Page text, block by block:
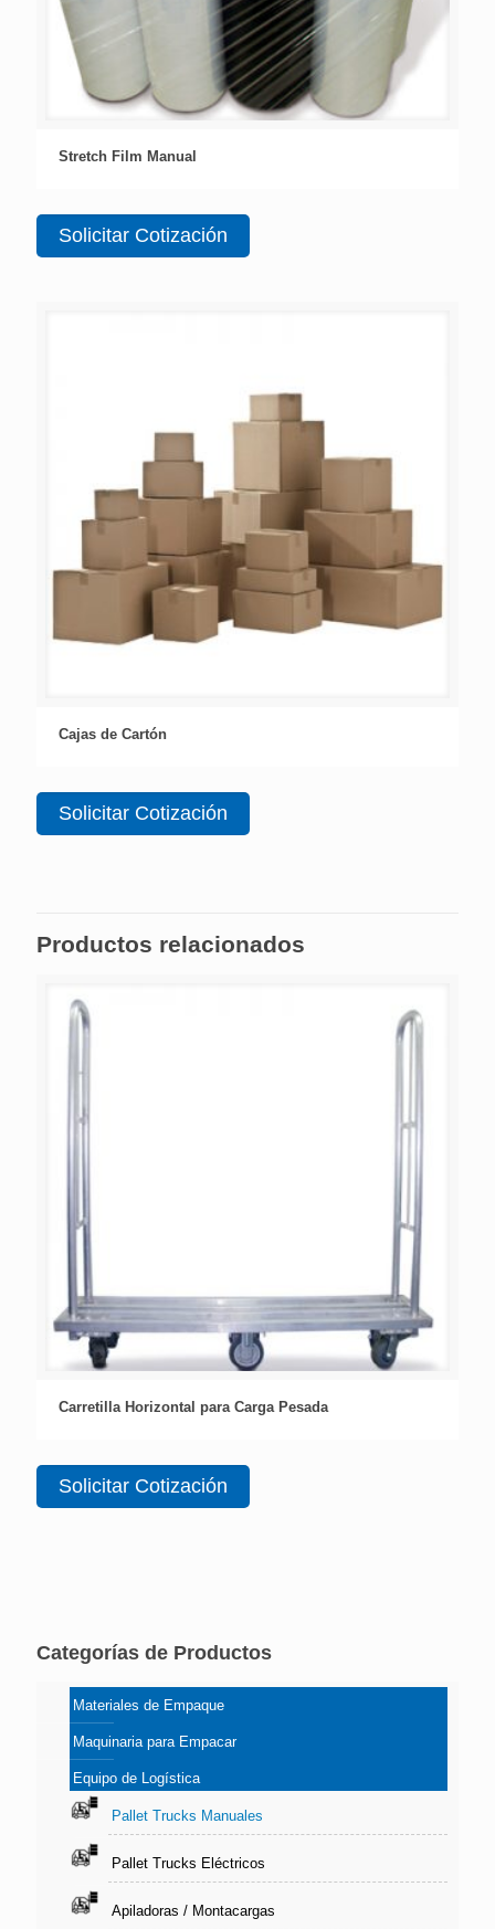
Stretch Film Manual
Solicitar Cotización
Cajas de Cartón
Solicitar Cotización
Productos relacionados
Carretilla Horizontal para Carga Pesada
Solicitar Cotización
Categorías de Productos
Materiales de Empaque
Maquinaria para Empacar
Equipo de Logística
Pallet Trucks Manuales
Pallet Trucks Eléctricos
Apiladoras / Montacargas